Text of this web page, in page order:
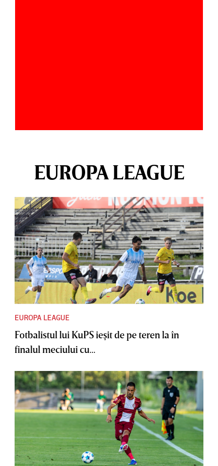
EUROPA LEAGUE
EUROPA LEAGUE
Fotbalistul lui KuPS ieşit de pe teren la în
finalul meciului cu...